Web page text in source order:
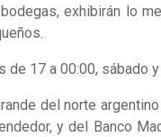
exhibirán lo
de 17 a 00:00, sábado
del norte
y del Banco